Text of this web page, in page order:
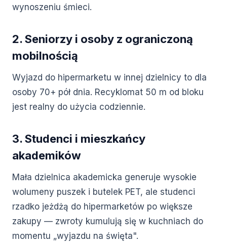
wynoszeniu śmieci.
2. Seniorzy i osoby z ograniczoną
mobilnością
Wyjazd do hipermarketu w innej dzielnicy to dla
osoby 70+ pół dnia. Recyklomat 50 m od bloku
jest realny do użycia codziennie.
3. Studenci i mieszkańcy
akademików
Mała dzielnica akademicka generuje wysokie
wolumeny puszek i butelek PET, ale studenci
rzadko jeżdżą do hipermarketów po większe
zakupy — zwroty kumulują się w kuchniach do
momentu „wyjazdu na święta".